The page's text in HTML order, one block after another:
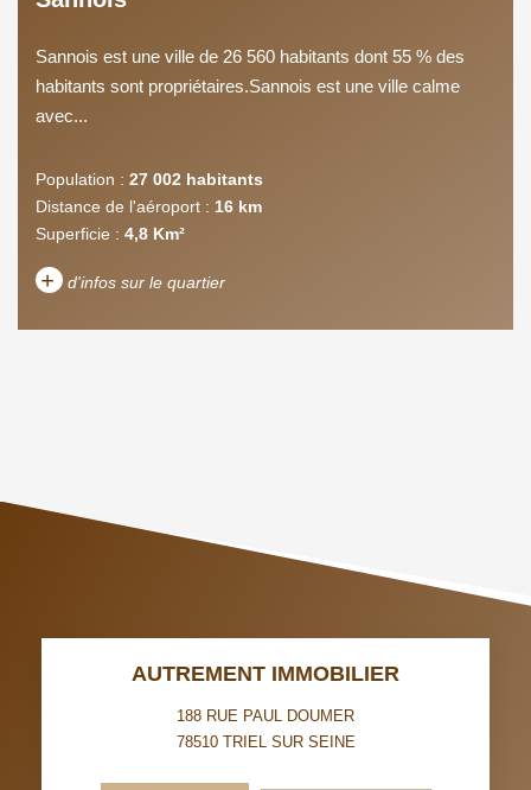
Sannois est une ville de 26 560 habitants dont 55 % des
habitants sont propriétaires.Sannois est une ville calme
avec...
Population : 27 002 habitants
Distance de l'aéroport : 16 km
Superficie : 4,8 Km²
+ d'infos sur le quartier
TAUX DE PROPRIÉTAIRES
PART DES MÉNAGES SANS
AUTREMENT IMMOBILIER
188 RUE PAUL DOUMER
78510 TRIEL SUR SEINE